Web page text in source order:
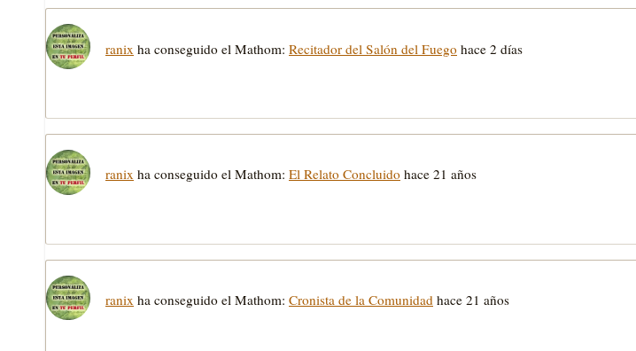
ranix ha conseguido el Mathom: Recitador del Salón del Fuego hace 2 días
ranix ha conseguido el Mathom: El Relato Concluido hace 21 años
ranix ha conseguido el Mathom: Cronista de la Comunidad hace 21 años